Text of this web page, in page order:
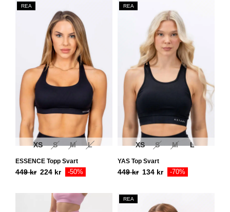
REA
XS S M L
ESSENCE Topp Svart
449kr 224 kr -50%
REA
XS S M L
YAS Top Svart
449kr 134 kr -70%
REA